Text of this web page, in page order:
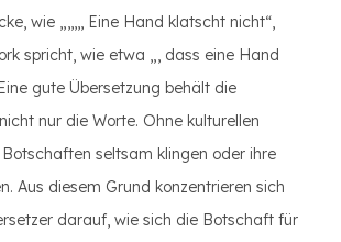
wie „,,,,, Eine Hand klatscht nicht“,
spricht, wie etwa „, dass eine Hand
gute Übersetzung behält die
nur die Worte. Ohne kulturellen
seltsam klingen oder ihre
Aus diesem Grund konzentrieren sich
darauf, wie sich die Botschaft für